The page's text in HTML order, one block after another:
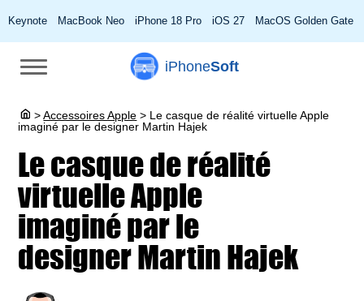
Keynote MacBook Neo iPhone 18 Pro iOS 27 MacOS Golden Gate
iPhoneSoft
> Accessoires Apple > Le casque de réalité virtuelle Apple
imaginé par le designer Martin Hajek
Le casque de réalité
virtuelle Apple
imaginé par le
designer Martin Hajek